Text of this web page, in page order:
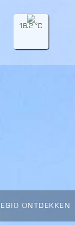
16.2 °C
ONTDEKKEN